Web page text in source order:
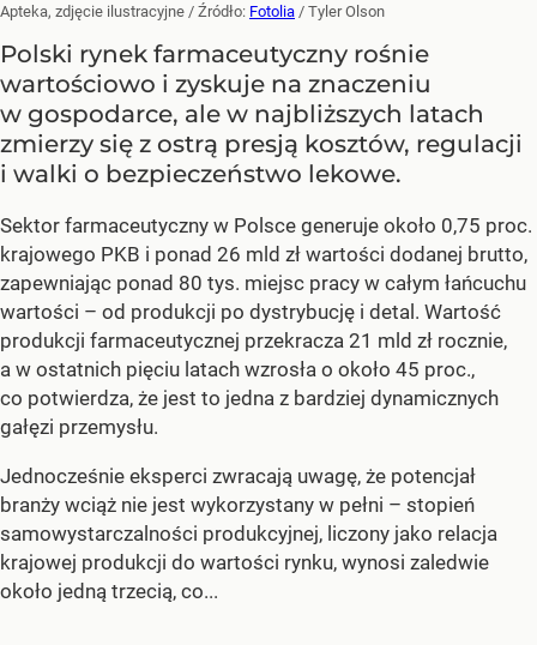
Apteka, zdjęcie ilustracyjne / Źródło: Fotolia / Tyler Olson
Polski rynek farmaceutyczny rośnie
wartościowo i zyskuje na znaczeniu
w gospodarce, ale w najbliższych latach
zmierzy się z ostrą presją kosztów, regulacji
i walki o bezpieczeństwo lekowe.
Sektor farmaceutyczny w Polsce generuje około 0,75 proc.
krajowego PKB i ponad 26 mld zł wartości dodanej brutto,
zapewniając ponad 80 tys. miejsc pracy w całym łańcuchu
wartości – od produkcji po dystrybucję i detal. Wartość
produkcji farmaceutycznej przekracza 21 mld zł rocznie,
a w ostatnich pięciu latach wzrosła o około 45 proc.,
co potwierdza, że jest to jedna z bardziej dynamicznych
gałęzi przemysłu.
Jednocześnie eksperci zwracają uwagę, że potencjał
branży wciąż nie jest wykorzystany w pełni – stopień
samowystarczalności produkcyjnej, liczony jako relacja
krajowej produkcji do wartości rynku, wynosi zaledwie
około jedną trzecią, co...